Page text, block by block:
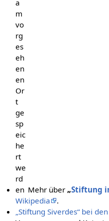
a
m
vo
rg
es
eh
en
en
Or
t
ge
sp
eic
he
rt
we
rd
en Mehr über „Stiftung
Wikipedia
.
„Stiftung Siverdes“ bei